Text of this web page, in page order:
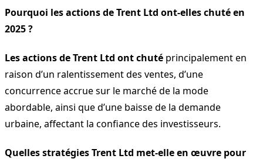
Pourquoi les actions de Trent Ltd ont-elles chuté en
2025 ?
Les actions de Trent Ltd ont chuté principalement en
raison d’un ralentissement des ventes, d’une
concurrence accrue sur le marché de la mode
abordable, ainsi que d’une baisse de la demande
urbaine, affectant la confiance des investisseurs.
Quelles stratégies Trent Ltd met-elle en œuvre pour